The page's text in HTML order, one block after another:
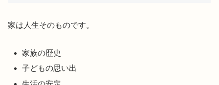
家は人生そのものです。
家族の歴史
子どもの思い出